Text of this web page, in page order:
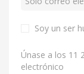
Soy un ser
Únase a los 11
electrónico